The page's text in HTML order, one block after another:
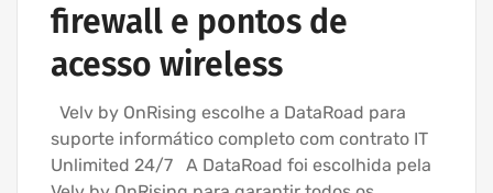
firewall e pontos de
acesso wireless
Velv by OnRising escolhe a DataRoad para
suporte informático completo com contrato IT
Unlimited 24/7 A DataRoad foi escolhida pela